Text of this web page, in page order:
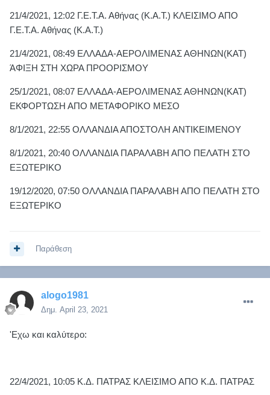
21/4/2021, 12:02 Γ.Ε.Τ.Α. Αθήνας (Κ.Α.Τ.) ΚΛΕΙΣΙΜΟ ΑΠΟ
Γ.Ε.Τ.Α. Αθήνας (Κ.Α.Τ.)
21/4/2021, 08:49 ΕΛΛΑΔΑ-ΑΕΡΟΛΙΜΕΝΑΣ ΑΘΗΝΩΝ(ΚΑΤ)
ΆΦΙΞΗ ΣΤΗ ΧΩΡΑ ΠΡΟΟΡΙΣΜΟΥ
25/1/2021, 08:07 ΕΛΛΑΔΑ-ΑΕΡΟΛΙΜΕΝΑΣ ΑΘΗΝΩΝ(ΚΑΤ)
ΕΚΦΟΡΤΩΣΗ ΑΠΟ ΜΕΤΑΦΟΡΙΚΟ ΜΕΣΟ
8/1/2021, 22:55 ΟΛΛΑΝΔΙΑ ΑΠΟΣΤΟΛΗ ΑΝΤΙΚΕΙΜΕΝΟΥ
8/1/2021, 20:40 ΟΛΛΑΝΔΙΑ ΠΑΡΑΛΑΒΗ ΑΠΟ ΠΕΛΑΤΗ ΣΤΟ
ΕΞΩΤΕΡΙΚΟ
19/12/2020, 07:50 ΟΛΛΑΝΔΙΑ ΠΑΡΑΛΑΒΗ ΑΠΟ ΠΕΛΑΤΗ ΣΤΟ
ΕΞΩΤΕΡΙΚΟ
Παράθεση
alogo1981
Δημ. April 23, 2021
'Εχω και καλύτερο:
22/4/2021, 10:05 Κ.Δ. ΠΑΤΡΑΣ ΚΛΕΙΣΙΜΟ ΑΠΟ Κ.Δ. ΠΑΤΡΑΣ